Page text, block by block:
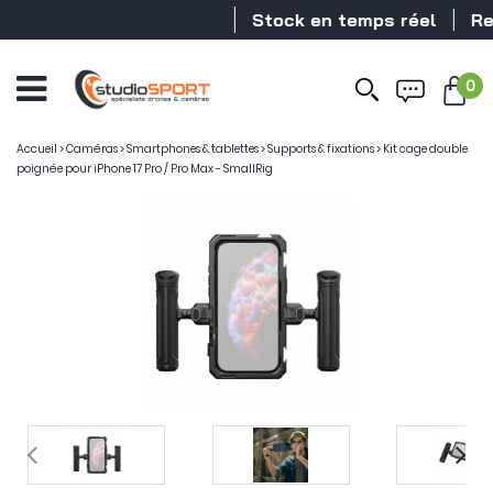
Stock en temps réel
0
Accueil >Caméras>Smartphones & tablettes>Supports & fixations> Kit cage double
poignée pour iPhone 17 Pro / Pro Max - SmallRig